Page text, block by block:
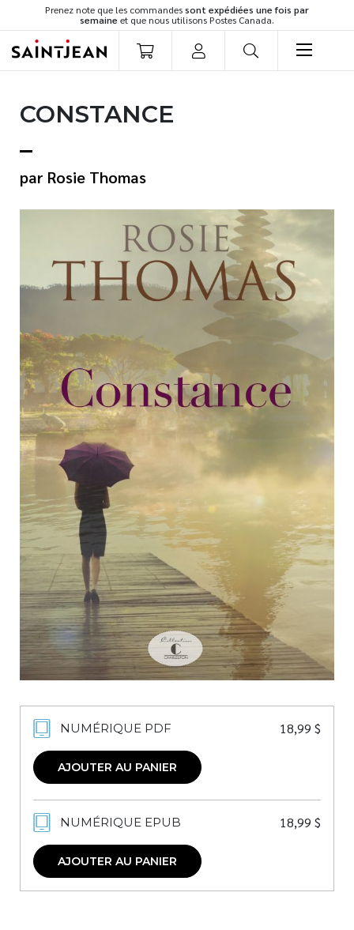
Prenez note que les commandessont expédiées une fois par
semaine et que nous utilisons Postes Canada.
Romans
Développement personnel
Littérature jeunesse
Spiritualité
Culture générale
Témoignages
Vie pratique
Finances
Nouveautés
Numérique
Livres audio
Meilleurs vendeurs
Page vedette
AUTEURS
À PROPOS
CONTACT
CONSTANCE
Rosie Thomas
NUMÉRIQUE PDF 18,99 $
AJOUTER AU PANIER
NUMÉRIQUE EPUB 18,99 $
AJOUTER AU PANIER